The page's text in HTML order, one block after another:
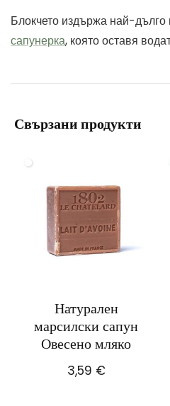
Блокчето издържа най-дълго
сапунерка, която оставя
Свързани продукти
Натурален
марсилски сапун
Овесено мляко
3,59 €